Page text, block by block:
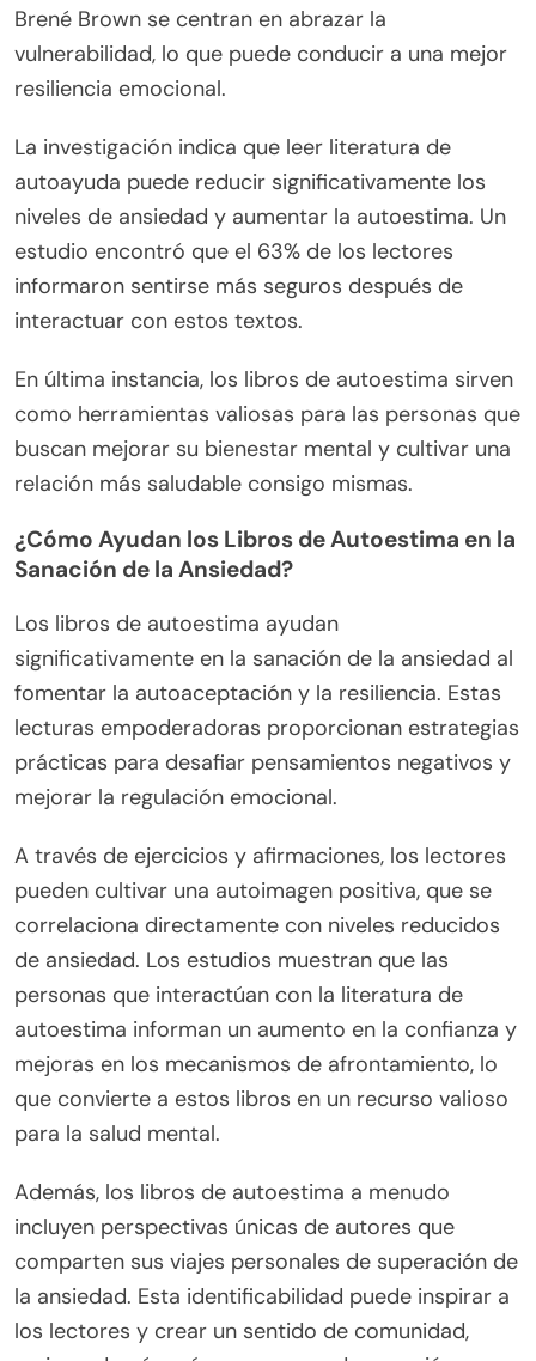
Brené Brown se centran en abrazar la
vulnerabilidad, lo que puede conducir a una mejor
resiliencia emocional.
La investigación indica que leer literatura de
autoayuda puede reducir significativamente los
niveles de ansiedad y aumentar la autoestima. Un
estudio encontró que el 63% de los lectores
informaron sentirse más seguros después de
interactuar con estos textos.
En última instancia, los libros de autoestima sirven
como herramientas valiosas para las personas que
buscan mejorar su bienestar mental y cultivar una
relación más saludable consigo mismas.
¿Cómo Ayudan los Libros de Autoestima en la
Sanación de la Ansiedad?
Los libros de autoestima ayudan
significativamente en la sanación de la ansiedad al
fomentar la autoaceptación y la resiliencia. Estas
lecturas empoderadoras proporcionan estrategias
prácticas para desafiar pensamientos negativos y
mejorar la regulación emocional.
A través de ejercicios y afirmaciones, los lectores
pueden cultivar una autoimagen positiva, que se
correlaciona directamente con niveles reducidos
de ansiedad. Los estudios muestran que las
personas que interactúan con la literatura de
autoestima informan un aumento en la confianza y
mejoras en los mecanismos de afrontamiento, lo
que convierte a estos libros en un recurso valioso
para la salud mental.
Además, los libros de autoestima a menudo
incluyen perspectivas únicas de autores que
comparten sus viajes personales de superación de
la ansiedad. Esta identificabilidad puede inspirar a
los lectores y crear un sentido de comunidad,